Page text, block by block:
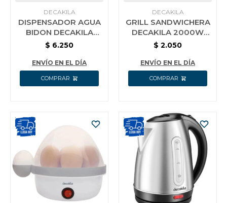
DECAKILA
DISPENSADOR AGUA
BIDON DECAKILA
KEWF002B AGUA
$ 6.250
ENVÍO EN EL DÍA
DECAKILA
GRILL SANDWICHERA
DECAKILA 2000W
KEEC079M
$ 2.050
ENVÍO EN EL DÍA